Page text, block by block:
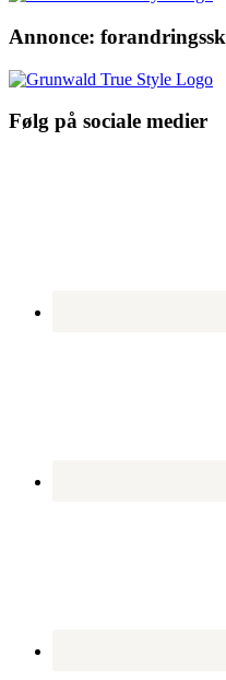
Annonce:
Følg på sociale medier